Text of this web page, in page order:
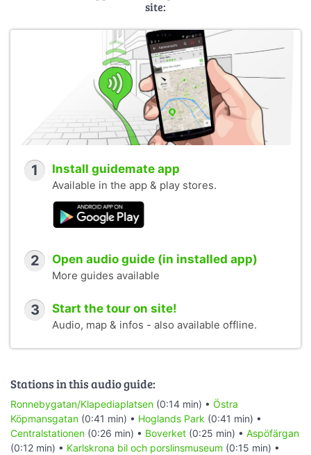
site:
1 Install guidemate app
Available in the app & play stores.
2 Open audio guide (in installed app)
More guides available
3 Start the tour on site!
Audio, map & infos - also available offline.
Stations in this audio guide:
Ronnebygatan/Klapediaplatsen (0:14 min) • Östra
Köpmansgatan (0:41 min) • Hoglands Park (0:41 min) •
Centralstationen (0:26 min) • Boverket (0:25 min) • Aspöfärgan
(0:12 min) • Karlskrona bil och porslinsmuseum (0:15 min) •